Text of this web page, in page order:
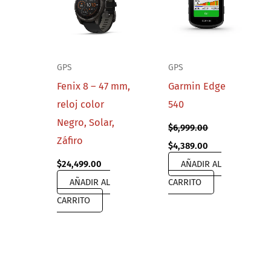
GPS
Fenix 8 – 47 mm,
reloj color
Negro, Solar,
Záfiro
$24,499.00
AÑADIR AL
CARRITO
GPS
Garmin Edge
540
$6,999.00
Original
price
was:
$6,999.00.
$4,389.00
price
is:
$4,389.00.
AÑADIR AL
CARRITO